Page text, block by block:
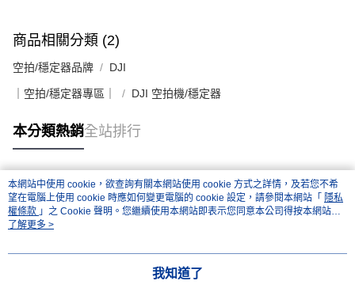
商品相關分類 (2)
空拍/穩定器品牌 DJI
｜空拍/穩定器專區｜ DJI 空拍機/穩定器
本分類熱銷全站排行
熱門標籤
本網站中使用 cookie，欲查詢有關本網站使用 cookie 方式之詳情，及若您不希
望在電腦上使用 cookie 時應如何變更電腦的 cookie 設定，請參閱本網站「 隱私
權條款 」之 Cookie 聲明。您繼續使用本網站即表示您同意本公司得按本網站使
用條款之 Cookie 聲明使用 cookie。
了解更多 >
我知道了